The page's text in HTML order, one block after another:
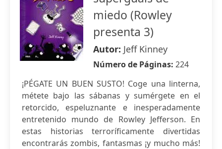
miedo (Rowley
presenta 3)
Autor: Jeff Kinney
Número de Páginas: 224
¡PÉGATE UN BUEN SUSTO! Coge una linterna,
métete bajo las sábanas y sumérgete en el
retorcido, espeluznante e inesperadamente
entretenido mundo de Rowley Jefferson. En
estas historias terroríficamente divertidas
encontrarás zombis, fantasmas ¡y mucho más!